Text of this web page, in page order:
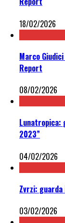
18/02/2026
Marco
Report
08/02/2026
Lunatropica:
2023”
04/02/2026
Zvrzi:
03/02/2026